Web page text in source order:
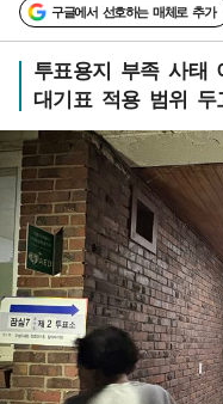
구글에서 선호하는 매체로 추가
투표용지 부족 사태
대기표 적용 범위 두